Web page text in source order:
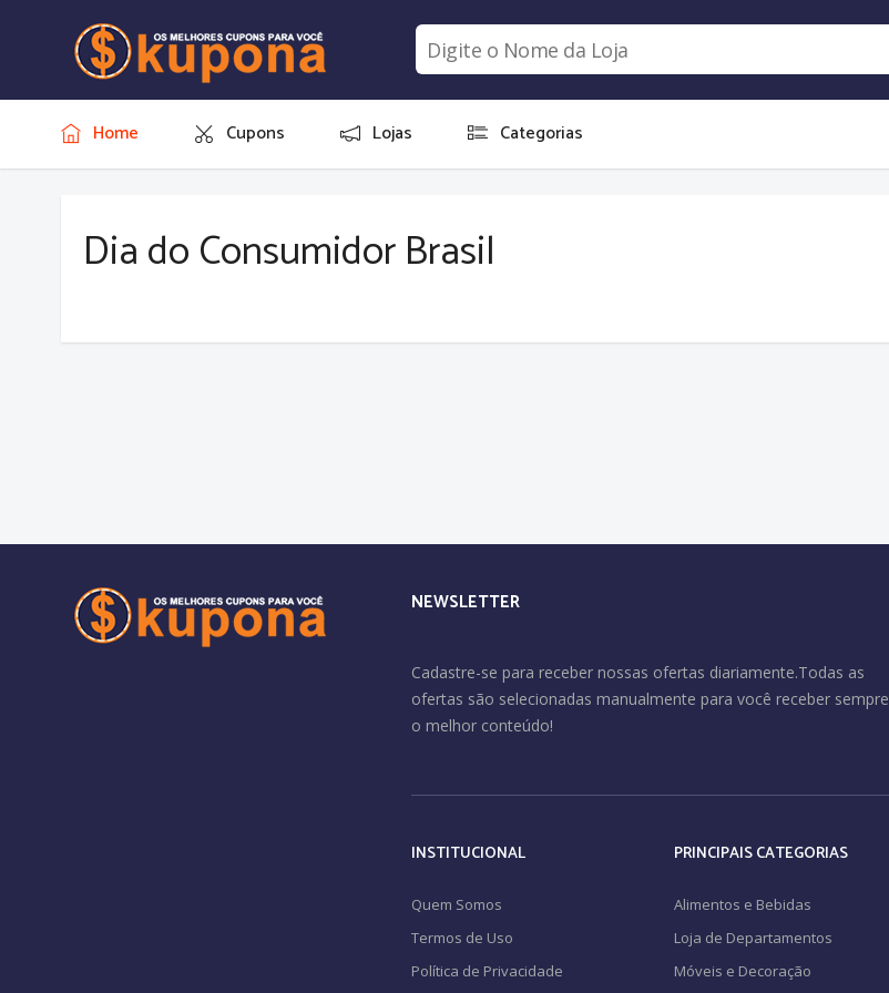
Home Cupons Lojas Categorias
Dia do Consumidor Brasil
NEWSLETTER
Cadastre-se para receber nossas ofertas diariamente.Todas as
ofertas são selecionadas manualmente para você receber sempre
o melhor conteúdo!
INSTITUCIONAL
Quem Somos
Termos de Uso
Política de Privacidade
PRINCIPAIS CATEGORIAS
Alimentos e Bebidas
Loja de Departamentos
Móveis e Decoração